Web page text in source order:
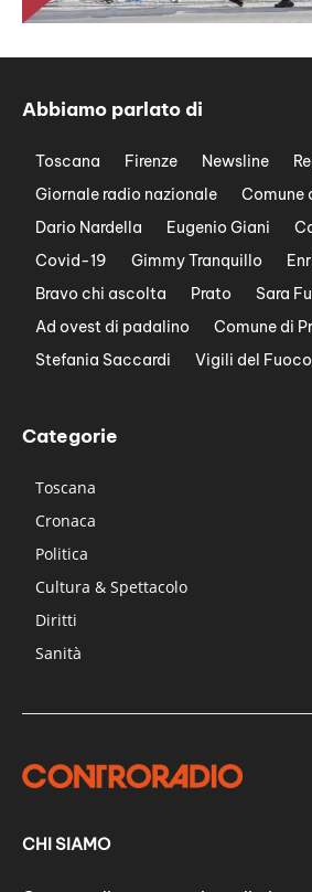
Abbiamo parlato di
Toscana Firenze Newsline
Giornale radio nazionale
Comune
Dario Nardella
Eugenio Giani
Covid-19
Gimmy Tranquillo
Bravo chi ascolta
Prato Sara
Ad ovest di padalino
Comune di
Stefania Saccardi
Vigili del Fuoco
Categorie
Toscana
Cronaca
Politica
Cultura & Spettacolo
Diritti
Sanità
CHI SIAMO